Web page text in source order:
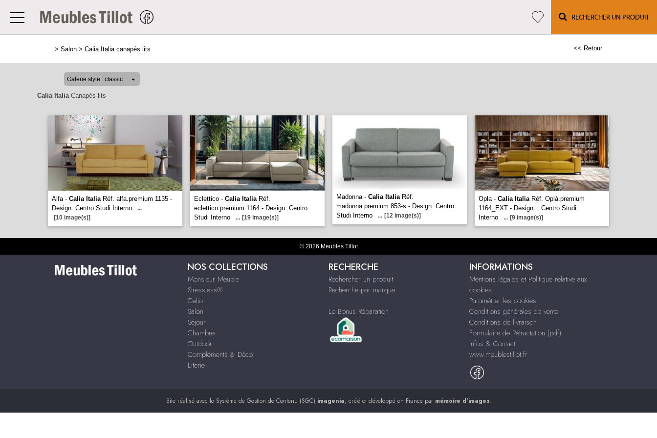
RECHERCHER UN PRODUIT
> Salon > Calia Italia canapés lits << Retour
Calia ItaliaCanapés-lits
Alfa - Calia ItaliaRéf. alfa.premium 1135 -
Design. Centro Studi Interno
...
[10 image(s)]
Eclettico - Calia ItaliaRéf.
eclettico.premium 1164 - Design. Centro
Studi Interno
... [19 image(s)]
Madonna - Calia ItaliaRéf.
madonna.premium 853-s - Design. Centro
Studi Interno
... [12 image(s)]
Opla - Calia ItaliaRéf. Oplà.premium
1164_EXT - Design. : Centro Studi
Interno
... [9 image(s)]
© 2026 Meubles Tillot
NOS COLLECTIONS
Monsieur Meuble
Stressless®
Celio
Salon
Séjour
Chambre
Outdoor
Compléments & Déco
Literie
RECHERCHE
Rechercher un produit
Recherche par marque
Le Bonus Réparation
INFORMATIONS
Mentions légales et Politique relative aux
cookies
Paramétrer les cookies
Conditions générales de vente
Conditions de livraison
Formulaire de Rétractation (pdf)
Infos & Contact
www.meublestillot.fr
Site réalisé avec le Système de Gestion de Contenu (SGC) imagenia, créé et développé en France par mémoire d'images.